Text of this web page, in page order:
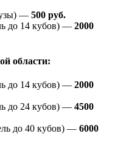
— 500 руб.
до 14 кубов) — 2000
области:
до 14 кубов) — 2000
до 24 кубов) — 4500
до 40 кубов) — 6000